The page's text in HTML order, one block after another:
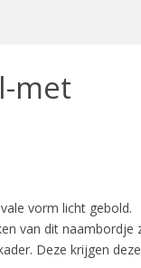
met
vorm licht gebold.
van dit naambordje
Deze krijgen